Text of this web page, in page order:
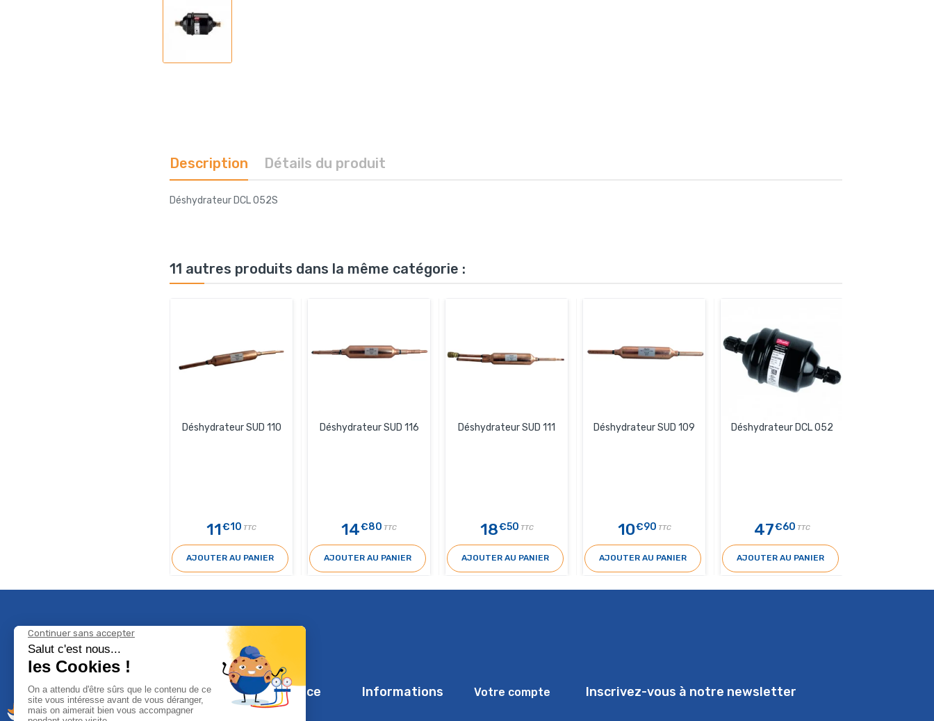
Description Détails du produit
Déshydrateur DCL 052S
11 autres produits dans la même catégorie :
Déshydrateur SUD 110
11€10 TTC
AJOUTER AU PANIER
Déshydrateur SUD 116
14€80 TTC
AJOUTER AU PANIER
Déshydrateur SUD 111
18€50 TTC
AJOUTER AU PANIER
Déshydrateur SUD 109
10€90 TTC
AJOUTER AU PANIER
Déshydrateur DCL 052
47€60 TTC
AJOUTER AU PANIER
Climservice Informations Votre compte Inscrivez-vous à notre newsletter